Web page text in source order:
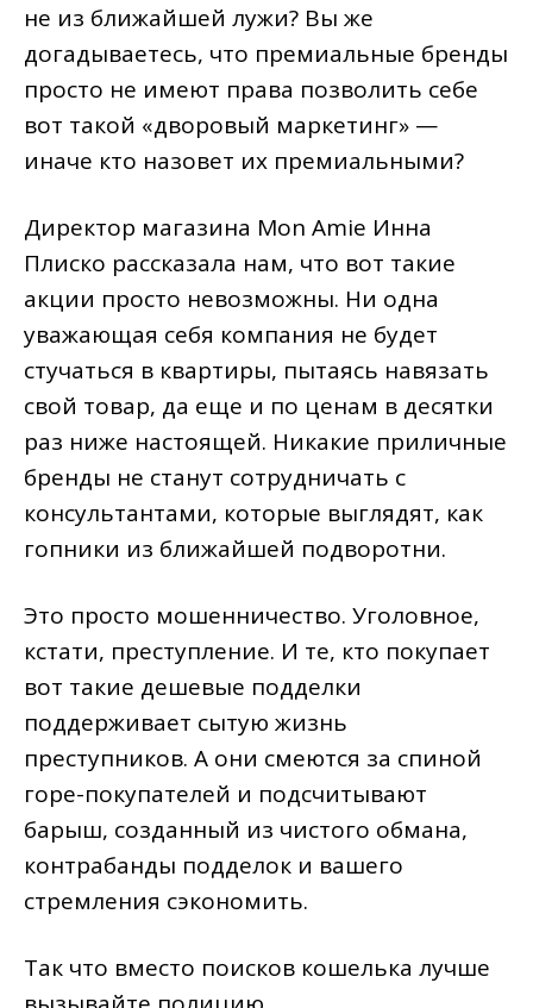
не из ближайшей лужи? Вы же
догадываетесь, что премиальные бренды
просто не имеют права позволить себе
вот такой «дворовый маркетинг» —
иначе кто назовет их премиальными?
Директор магазина Mon Amie Инна
Плиско рассказала нам, что вот такие
акции просто невозможны. Ни одна
уважающая себя компания не будет
стучаться в квартиры, пытаясь навязать
свой товар, да еще и по ценам в десятки
раз ниже настоящей. Никакие приличные
бренды не станут сотрудничать с
консультантами, которые выглядят, как
гопники из ближайшей подворотни.
Это просто мошенничество. Уголовное,
кстати, преступление. И те, кто покупает
вот такие дешевые подделки
поддерживает сытую жизнь
преступников. А они смеются за спиной
горе-покупателей и подсчитывают
барыш, созданный из чистого обмана,
контрабанды подделок и вашего
стремления сэкономить.
Так что вместо поисков кошелька лучше